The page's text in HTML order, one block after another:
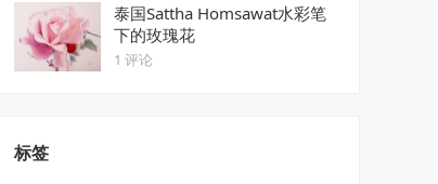
泰国Sattha Homsawat水彩笔
下的玫瑰花
1 评论
标签